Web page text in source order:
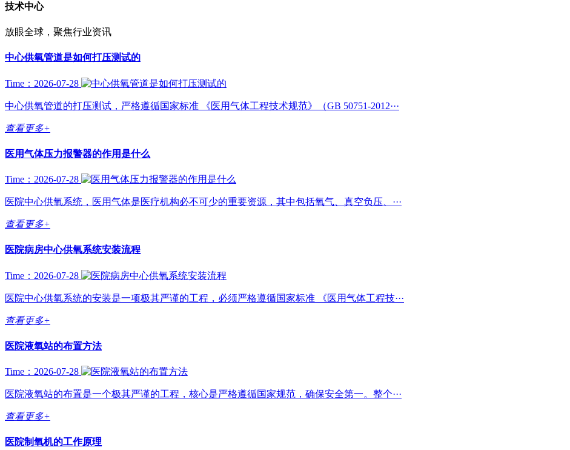
技术中心
放眼全球，聚焦行业资讯
中心供氧管道是如何打压测试的
Time：2026-07-28
中心供氧管道的打压测试，严格遵循国家标准 《医用气体工程技术规范》（GB 50751-2012···
查看更多+
医用气体压力报警器的作用是什么
Time：2026-07-28
医院中心供氧系统，医用气体是医疗机构必不可少的重要资源，其中包括氧气、真空负压、···
查看更多+
医院病房中心供氧系统安装流程
Time：2026-07-28
医院中心供氧系统的安装是一项极其严谨的工程，必须严格遵循国家标准 《医用气体工程技···
查看更多+
医院液氧站的布置方法
Time：2026-07-28
医院液氧站的布置是一个极其严谨的工程，核心是严格遵循国家规范，确保安全第一。整个···
查看更多+
医院制氧机的工作原理